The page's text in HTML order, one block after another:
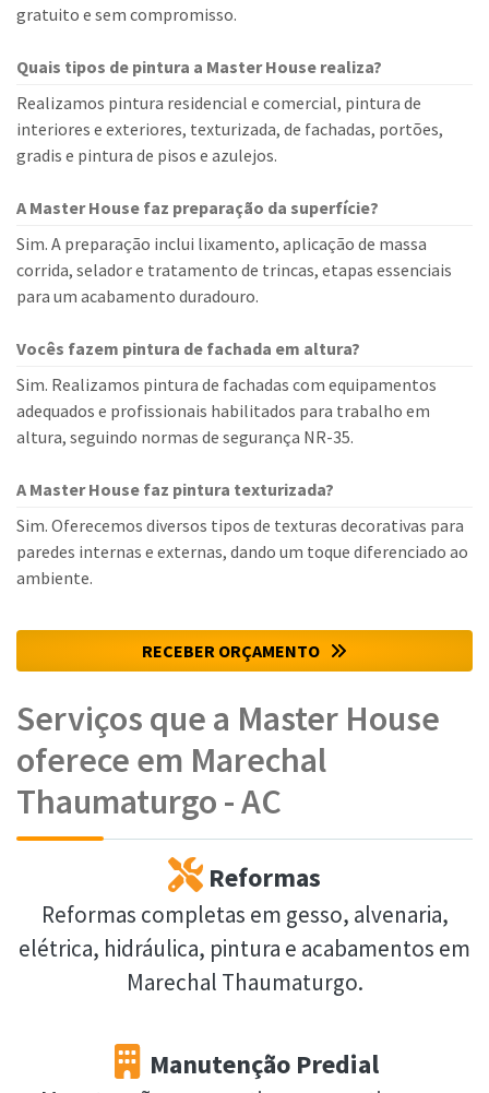
gratuito e sem compromisso.
Quais tipos de pintura a Master House realiza?
Realizamos pintura residencial e comercial, pintura de
interiores e exteriores, texturizada, de fachadas, portões,
gradis e pintura de pisos e azulejos.
A Master House faz preparação da superfície?
Sim. A preparação inclui lixamento, aplicação de massa
corrida, selador e tratamento de trincas, etapas essenciais
para um acabamento duradouro.
Vocês fazem pintura de fachada em altura?
Sim. Realizamos pintura de fachadas com equipamentos
adequados e profissionais habilitados para trabalho em
altura, seguindo normas de segurança NR-35.
A Master House faz pintura texturizada?
Sim. Oferecemos diversos tipos de texturas decorativas para
paredes internas e externas, dando um toque diferenciado ao
ambiente.
RECEBER ORÇAMENTO
Serviços que a Master House
oferece em Marechal
Thaumaturgo - AC
Reformas
Reformas completas em gesso, alvenaria,
elétrica, hidráulica, pintura e acabamentos em
Marechal Thaumaturgo.
Manutenção Predial